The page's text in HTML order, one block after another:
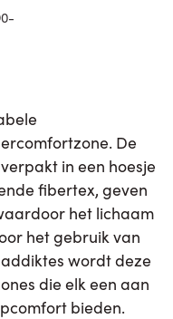
De
in een hoesje
fibertex, geven
het lichaam
het gebruik van
wordt deze
die elk een aan
bieden.